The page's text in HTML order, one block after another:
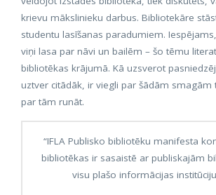
krievu mākslinieku darbus. Bibliotekāre
studentu lasīšanas paradumiem.
viņi lasa par nāvi un bailēm – šo tēmu
bibliotēkas krājumā. Kā uzsverot
uztver citādāk, ir viegli par šādām smagām
par tām runāt.
“IFLA Publisko bibliotēku manifesta
bibliotēkas ir sasaistē ar publiskajām
visu plašo informācijas